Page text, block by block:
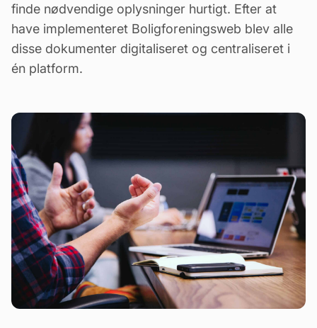
finde nødvendige oplysninger hurtigt. Efter at
have implementeret Boligforeningsweb blev alle
disse dokumenter digitaliseret og centraliseret i
én platform.